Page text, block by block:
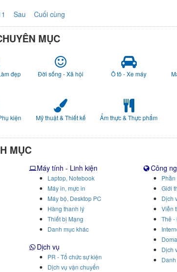
Sau Cuối cùng
MỤC
đẹp Đời sống - Xã hội Ô tô - Xe máy
kiện Mỹ thuật & Thiết kế Ẩm thực & Thực phẩm
MỤC
Máy tính - Linh kiện
Laptop, Notebook
Máy in, mực in
Máy bộ, Desktop PC
Hàng thanh lý
Thiết bị Mạng
Danh mục khác
Dịch vụ
PR - Tổ chức sự kiện
Dịch vụ vận chuyển
Công
Phần
Giới
Dịch
Viễn
Thẻ -
Dịch